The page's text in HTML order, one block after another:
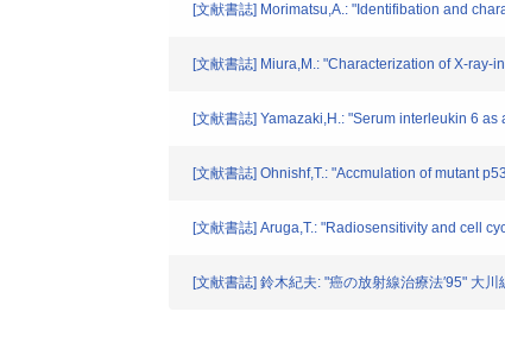
[文献書誌] Morimatsu,A.: "Identifibation and
[文献書誌] Miura,M.: "Characterization of X-
[文献書誌] Yamazaki,H.: "Serum interleukin 6
[文献書誌] Ohnishf,T.: "Accmulation of mutant
[文献書誌] Aruga,T.: "Radiosensitivity and cell
[文献書誌] 鈴木紀夫: "癌の放射線治療法′95" 大